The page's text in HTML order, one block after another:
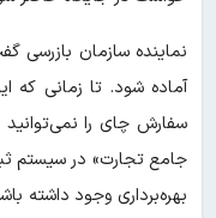
نماینده سازمان بازرسی
آماده شود. تا زمانی که
سفارش چای را
جامع تجارت» در سیستم
بهره‌برداری وجود داشته